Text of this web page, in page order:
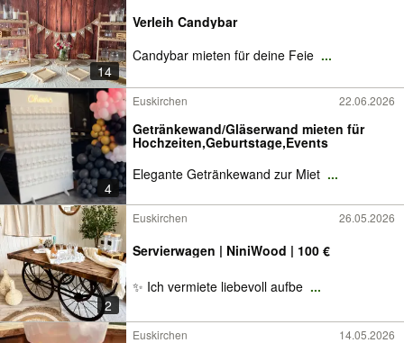
14
Verleih Candybar
Candybar mieten für deine Feie ...
4
Euskirchen 22.06.2026
Getränkewand/Gläserwand mieten für
Hochzeiten,Geburtstage,Events
Elegante Getränkewand zur Miet ...
2
Euskirchen 26.05.2026
Servierwagen | NiniWood | 100 €
✨ Ich vermiete liebevoll aufbe ...
Euskirchen 14.05.2026